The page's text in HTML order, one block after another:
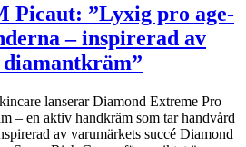
Picaut: ”Lyxig pro age-
– inspirerad av
lanserar Diamond Extreme Pro
– en aktiv handkräm som tar handvård
av varumärkets succé Diamond